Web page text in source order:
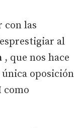
con las
al
, que nos hace
única oposición
como